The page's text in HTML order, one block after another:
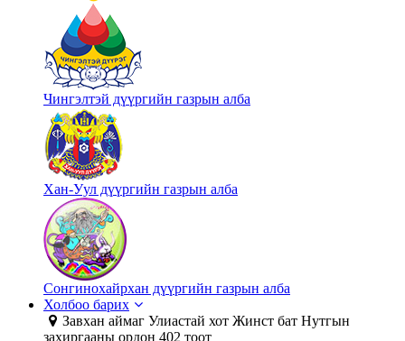
Чингэлтэй дүүргийн газрын алба
Хан-Уул дүүргийн газрын алба
Сонгинохайрхан дүүргийн газрын алба
Холбоо барих
Завхан аймаг Улиастай хот Жинст бат Нутгын
захиргааны ордон 402 тоот